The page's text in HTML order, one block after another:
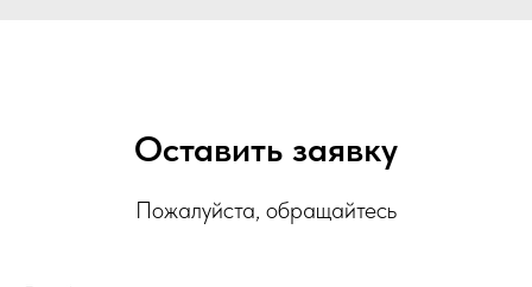
Оставить заявку
Пожалуйста, обращайтесь